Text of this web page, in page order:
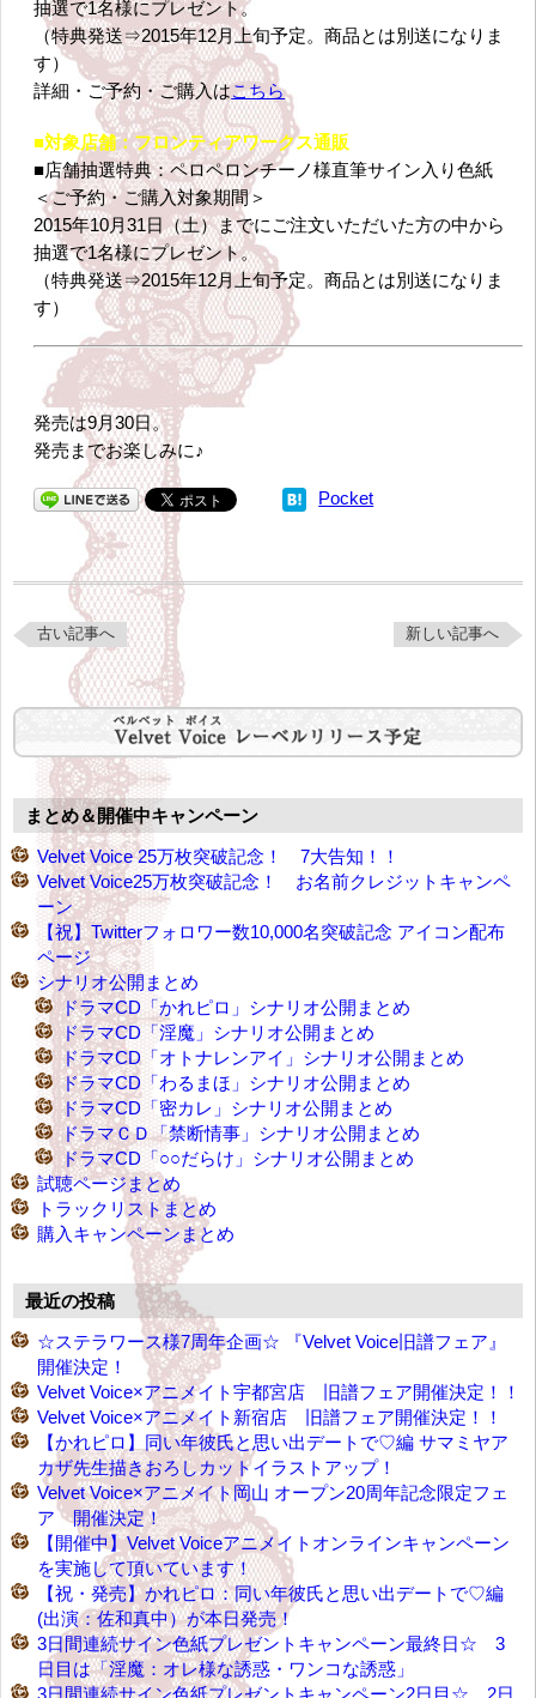
抽選で1名様にプレゼント。
（特典発送⇒2015年12月上旬予定。商品とは別送になりま
す）
詳細・ご予約・ご購入はこちら
■対象店舗：フロンティアワークス通販
■店舗抽選特典：ペロペロンチーノ様直筆サイン入り色紙
＜ご予約・ご購入対象期間＞
2015年10月31日（土）までにご注文いただいた方の中から
抽選で1名様にプレゼント。
（特典発送⇒2015年12月上旬予定。商品とは別送になりま
す）
発売は9月30日。
発売までお楽しみに♪
Pocket
古い記事へ 新しい記事へ
まとめ＆開催中キャンペーン
Velvet Voice 25万枚突破記念！ 7大告知！！
Velvet Voice25万枚突破記念！ お名前クレジットキャンペ
ーン
【祝】Twitterフォロワー数10,000名突破記念 アイコン配布
ページ
シナリオ公開まとめ
ドラマCD「かれピロ」シナリオ公開まとめ
ドラマCD「淫魔」シナリオ公開まとめ
ドラマCD「オトナレンアイ」シナリオ公開まとめ
ドラマCD「わるまほ」シナリオ公開まとめ
ドラマCD「密カレ」シナリオ公開まとめ
ドラマＣＤ「禁断情事」シナリオ公開まとめ
ドラマCD「○○だらけ」シナリオ公開まとめ
試聴ページまとめ
トラックリストまとめ
購入キャンペーンまとめ
最近の投稿
☆ステラワース様7周年企画☆ 『Velvet Voice旧譜フェア』
開催決定！
Velvet Voice×アニメイト宇都宮店 旧譜フェア開催決定！！
Velvet Voice×アニメイト新宿店 旧譜フェア開催決定！！
【かれピロ】同い年彼氏と思い出デートで♡編 サマミヤア
カザ先生描きおろしカットイラストアップ！
Velvet Voice×アニメイト岡山 オープン20周年記念限定フェ
ア 開催決定！
【開催中】Velvet Voiceアニメイトオンラインキャンペーン
を実施して頂いています！
【祝・発売】かれピロ：同い年彼氏と思い出デートで♡編
(出演：佐和真中）が本日発売！
3日間連続サイン色紙プレゼントキャンペーン最終日☆ 3
日目は「淫魔：オレ様な誘惑・ワンコな誘惑」